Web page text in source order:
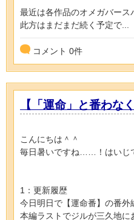
最近は各作品のオメガバース
此方はまだまだ続く予定で...
コメント 0件
【「運命」と番わな
こんにちは＾＾
毎日暑いですね……！はいじ
1：更新履歴
今日明日で【運命番】の番外
本編ラストでジルが三久地に